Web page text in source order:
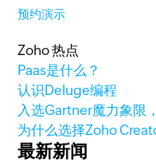
预约演示
Zoho 热点
Paas是什么？
认识Deluge编程
入选Gartner魔力象限
为什么选择Zoho
最新新闻